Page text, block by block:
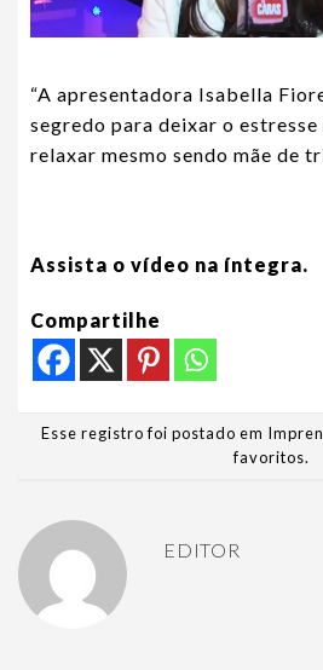
“A apresentadora Isabella
segredo para deixar o
relaxar mesmo sendo mãe de
Assista o vídeo na íntegra.
Compartilhe
Esse registro foi postado em
favoritos.
EDITOR